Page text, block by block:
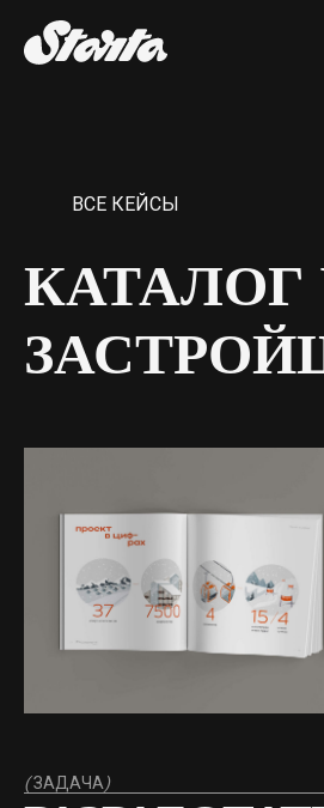
ВСЕ КЕЙСЫ
КАТАЛОГ
(ЗАДАЧА)